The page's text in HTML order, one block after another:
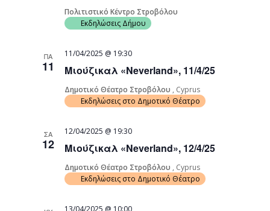
Πολιτιστικό Κέντρο Στροβόλου
Εκδηλώσεις Δήμου
ΠΑ
11 Μιούζικαλ «Neverland», 11/4/25
11/04/2025 @ 19:30
Δημοτικό Θέατρο Στροβόλου , Cyprus
Εκδηλώσεις στο Δημοτικό Θέατρο
ΣΑ
12 Μιούζικαλ «Neverland», 12/4/25
12/04/2025 @ 19:30
Δημοτικό Θέατρο Στροβόλου , Cyprus
Εκδηλώσεις στο Δημοτικό Θέατρο
13/04/2025 @ 10:00